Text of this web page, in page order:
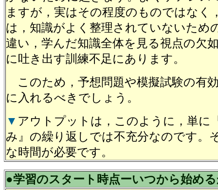
ますが，実はその程度のものではなく
は，知識がよく整理されていないため
違い，学んだ知識全体を見る視点の欠
に吐き出す訓練不足にあります。
このため，予想問題や模擬試験の有
に入れるべきでしょう。
▼ アウトプットは，このように，単に
み』の繰り返しでは不充分なのです。
な時間が必要です。
●学習のスタート時点ーいつから始め